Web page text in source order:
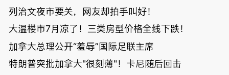
列治文夜市要关，网友却拍手叫好！
大温楼市7月凉了！三类房型价格全线下跌！
加拿大总理公开“羞辱”国际足联主席
特朗普突批加拿大"很刻薄"！卡尼随后回击